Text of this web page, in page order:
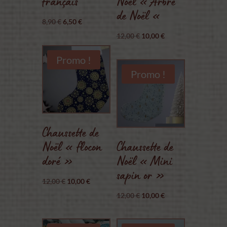
8,90€ Le
initial
était :
8,90 €.
6,50€Le
actuel
est :
6,50 €.
de Noël «
12,00€ Le
initial
était :
12,00 €.
10,00€Le
actuel
est :
10,00 €.
Promo !
Chaussette de
Noël « flocon
doré »
12,00€ Le
était :
10,00€Le
est :
Promo !
Chaussette de
Noël « Mini
sapin or »
12,00€ Le
initial
10,00€Le
actuel